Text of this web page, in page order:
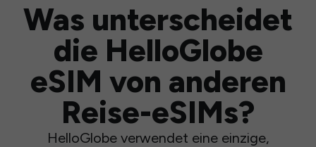
Was unterscheidet
die HelloGlobe
eSIM von anderen
Reise-eSIMs?
HelloGlobe verwendet eine einzige,